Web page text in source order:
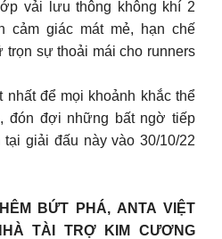
vải lưu thông không khí 2
cảm giác mát mẻ, hạn chế
trọn sự thoải mái cho runners
để mọi khoảnh khắc thể
đón đợi những bất ngờ tiếp
giải đấu này vào 30/10/22
BỨT PHÁ, ANTA VIỆT
TÀI TRỢ KIM CƯƠNG